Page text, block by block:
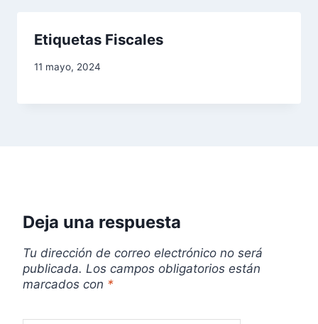
Etiquetas Fiscales
11 mayo, 2024
Deja una respuesta
Tu dirección de correo electrónico no será
publicada. Los campos obligatorios están
marcados con *